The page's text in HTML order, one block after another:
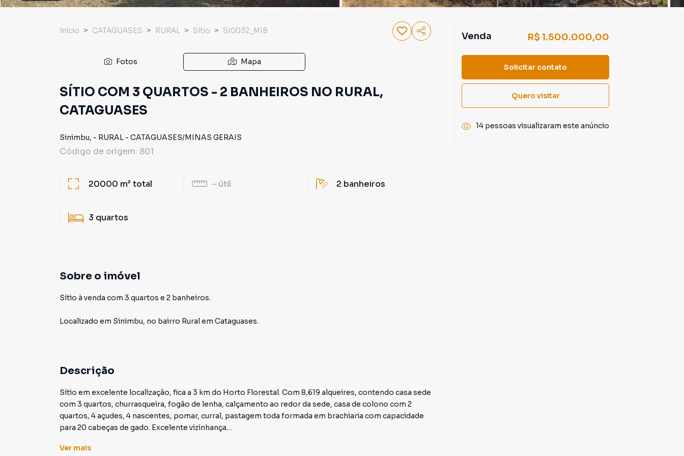
Início CATAGUASES RURAL Sítio SI0032_MIB
Fotos Mapa
SÍTIO COM 3 QUARTOS - 2 BANHEIROS NO RURAL,
CATAGUASES
Sinimbu, - RURAL - CATAGUASES/MINAS GERAIS
Código de origem: 801
20000 m²total - útil 2 banheiros
3 quartos
Sobre o imóvel
Sítio à venda com 3 quartos e 2 banheiros.
Localizado em Sinimbu, no bairro Ruralem Cataguases.
Descrição
Sítio em excelente localização, fica a 3 km do Horto Florestal. Com 8,619 alqueires, contendo casa sede
com 3 quartos, churrasqueira, fogão de lenha, calçamento ao redor da sede, casa de colono com 2
quartos, 4 açudes, 4 nascentes, pomar, curral, pastagem toda formada em brachiaria com capacidade
para 20 cabeças de gado. Excelente vizinhança
Ver mais
Venda R$ 1.500.000,00
Solicitar contato
Quero visitar
14 pessoas visualizaram este anúncio